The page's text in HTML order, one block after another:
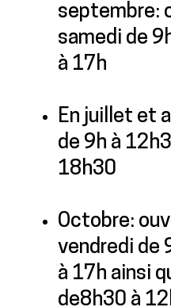
septembre:
samedi de
à 17h
En juillet et
de 9h à
18h30
Octobre:
vendredi de
à 17h ainsi
de8h30 à